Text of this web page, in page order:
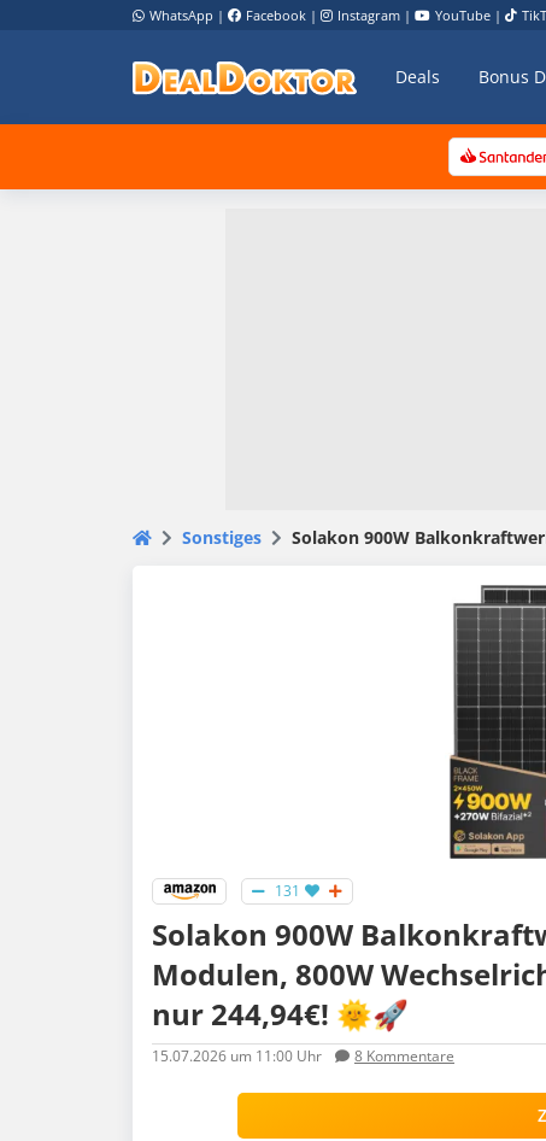
WhatsApp | Facebook | Instagram | YouTube |
Deals Bonus
Sonstiges Solakon 900W
131
Solakon 900W
Modulen, 800W
nur 244,94€! 🌞🚀
15.07.2026 um 11:00 Uhr 8 Kommentare